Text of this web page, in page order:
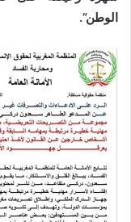
الوطن”.